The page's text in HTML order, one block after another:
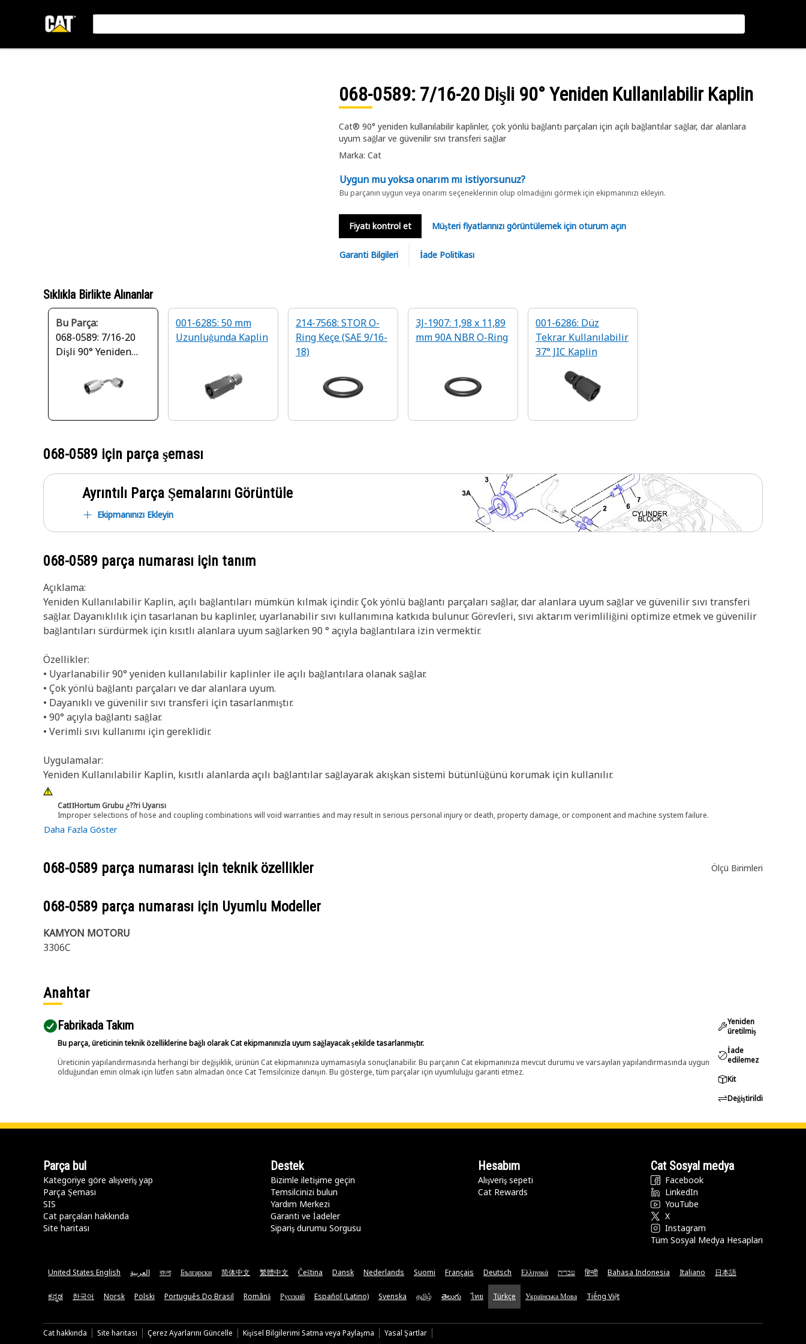
068-0589: 7/16-20 Dişli 90° Yeniden Kullanılabilir Kaplin
Cat® 90° yeniden kullanılabilir kaplinler, çok yönlü bağlantı parçaları için açılı bağlantılar sağlar, dar alanlara
uyum sağlar ve güvenilir sıvı transferi sağlar
Marka: Cat
Uygun mu yoksa onarım mı istiyorsunuz?
Bu parçanın uygun veya onarım seçeneklerinin olup olmadığını görmek için ekipmanınızı ekleyin.
Fiyatı kontrol et Müşteri fiyatlarınızı görüntülemek için oturum açın
Garanti Bilgileri İade Politikası
Sıklıkla Birlikte Alınanlar
Bu Parça:
068-0589: 7/16-20
Dişli 90° Yeniden
001-6285: 50 mm
Uzunluğunda Kaplin
214-7568: STOR O-
Ring Keçe (SAE 9/16-
18)
3J-1907: 1,98 x 11,89
mm 90A NBR O-Ring
001-6286: Düz
Tekrar Kullanılabilir
37° JIC Kaplin
068-0589 için parça şeması
Ayrıntılı Parça Şemalarını Görüntüle
Ekipmanınızı Ekleyin
068-0589 parça numarası için tanım
Açıklama:
Yeniden Kullanılabilir Kaplin, açılı bağlantıları mümkün kılmak içindir. Çok yönlü bağlantı parçaları sağlar, dar alanlara uyum sağlar ve güvenilir sıvı transferi
sağlar. Dayanıklılık için tasarlanan bu kaplinler, uyarlanabilir sıvı kullanımına katkıda bulunur. Görevleri, sıvı aktarım verimliliğini optimize etmek ve güvenilir
bağlantıları sürdürmek için kısıtlı alanlara uyum sağlarken 90 ° açıyla bağlantılara izin vermektir.
Özellikler:
• Uyarlanabilir 90° yeniden kullanılabilir kaplinler ile açılı bağlantılara olanak sağlar.
• Çok yönlü bağlantı parçaları ve dar alanlara uyum.
• Dayanıklı ve güvenilir sıvı transferi için tasarlanmıştır.
• 90° açıyla bağlantı sağlar.
• Verimli sıvı kullanımı için gereklidir.
Uygulamalar:
Yeniden Kullanılabilir Kaplin, kısıtlı alanlarda açılı bağlantılar sağlayarak akışkan sistemi bütünlüğünü korumak için kullanılır.
CatΠHortum Grubu ݲ??ri Uyarısı
Improper selections of hose and coupling combinations will void warranties and may result in serious personal injury or death, property damage, or component and machine system failure.
Daha Fazla Göster
068-0589 parça numarası için teknik özellikler Ölçü Birimleri
068-0589 parça numarası için Uyumlu Modeller
KAMYON MOTORU
3306C
Anahtar
Fabrikada Takım
Bu parça, üreticinin teknik özelliklerine bağlı olarak Cat ekipmanınızla uyum sağlayacak şekilde tasarlanmıştır.
Üreticinin yapılandırmasında herhangi bir değişiklik, ürünün Cat ekipmanınıza uymamasıyla sonuçlanabilir. Bu parçanın Cat ekipmanınıza mevcut durumu ve varsayılan yapılandırmasında uygun
olduğundan emin olmak için lütfen satın almadan önce Cat Temsilcinize danışın. Bu gösterge, tüm parçalar için uyumluluğu garanti etmez.
Yeniden
üretilmiş
İade
edilemez
Kit
Değiştirildi
Parça bul
Kategoriye göre alışveriş yap
Parça Şeması
SIS
Cat parçaları hakkında
Site haritası
Destek
Bizimle iletişime geçin
Temsilcinizi bulun
Yardım Merkezi
Garanti ve İadeler
Sipariş durumu Sorgusu
Hesabım
Alışveriş sepeti
Cat Rewards
Cat Sosyal medya
Facebook
LinkedIn
YouTube
X
Instagram
Tüm Sosyal Medya Hesapları
United States English العربية বাংলা Български 简体中文 繁體中文 Čeština Dansk Nederlands Suomi Français Deutsch Ελληνικά עברית हिन्दी Bahasa Indonesia Italiano 日本語
ಕನ್ನಡ 한국어 Norsk Polski Português Do Brasil Română Русский Español (Latino) Svenska தமிழ் తెలుగు ไทย Türkçe Українська Мова Tiếng Việt
Cat hakkında Site haritası Çerez Ayarlarını Güncelle Kişisel Bilgilerimi Satma veya Paylaşma Yasal Şartlar